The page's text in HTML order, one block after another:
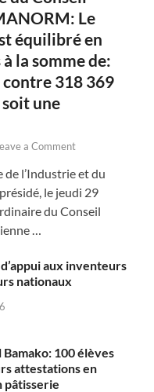
Le
équilibré en
la somme de:
contre 318 369
une
a Comment
de l’Industrie et du
le jeudi 29
du Conseil
…
aux inventeurs
nationaux
Bamako: 100 élèves
attestations en
pâtisserie